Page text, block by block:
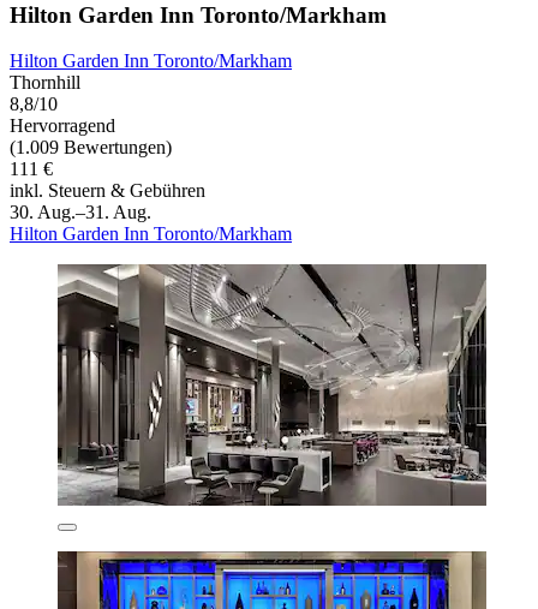
Hilton Garden Inn Toronto/Markham
Hilton Garden Inn Toronto/Markham
Thornhill
8,8/10
Hervorragend
(1.009 Bewertungen)
111 €
inkl. Steuern & Gebühren
30. Aug.–31. Aug.
Hilton Garden Inn Toronto/Markham